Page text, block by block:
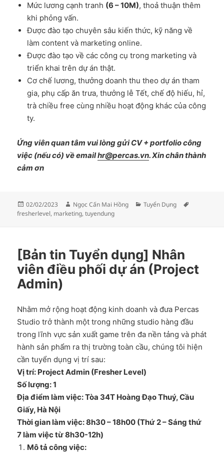
Mức lương cạnh tranh (6 – 10M), thoả thuận thêm
khi phỏng vấn.
Được đào tạo chuyên sâu kiến thức, kỹ năng về
làm content và marketing online.
Được đào tạo về các công cụ trong marketing và
triển khai trên dự án thật.
Cơ chế lương, thưởng doanh thu theo dự án tham
gia, phụ cấp ăn trưa, thưởng lễ Tết, chế độ hiếu, hỉ,
trà chiều free cùng nhiều hoạt động khác của công
ty.
Ứng viên quan tâm vui lòng gửi CV + portfolio công
việc (nếu có) về emailhr@percas.vn. Xin chân thành
cảm ơn
Posted
on
02/02/2023 Author
Ngọc Cấn Mai Hồng Categories
Tuyển Dụng
fresherlevel, marketing,tuyendung
[Bản tin Tuyển dụng] Nhân
viên điều phối dự án (Project
Admin)
Nhằm mở rộng hoạt động kinh doanh và đưa Percas
Studio trở thành một trong những studio hàng đầu
trong lĩnh vực sản xuất game trên đa nền tảng và phát
hành sản phẩm ra thị trường toàn cầu, chúng tôi hiện
cần tuyển dụng vị trí sau:
Vị trí: Project Admin (Fresher Level)
Số lượng: 1
Địa điểm làm việc: Tòa 34T Hoàng Đạo Thuý, Cầu
Giấy, Hà Nội
Thời gian làm việc: 8h30 – 18h00 (Thứ 2 – Sáng thứ
7 làm việc từ 8h30-12h)
Mô tả công việc: